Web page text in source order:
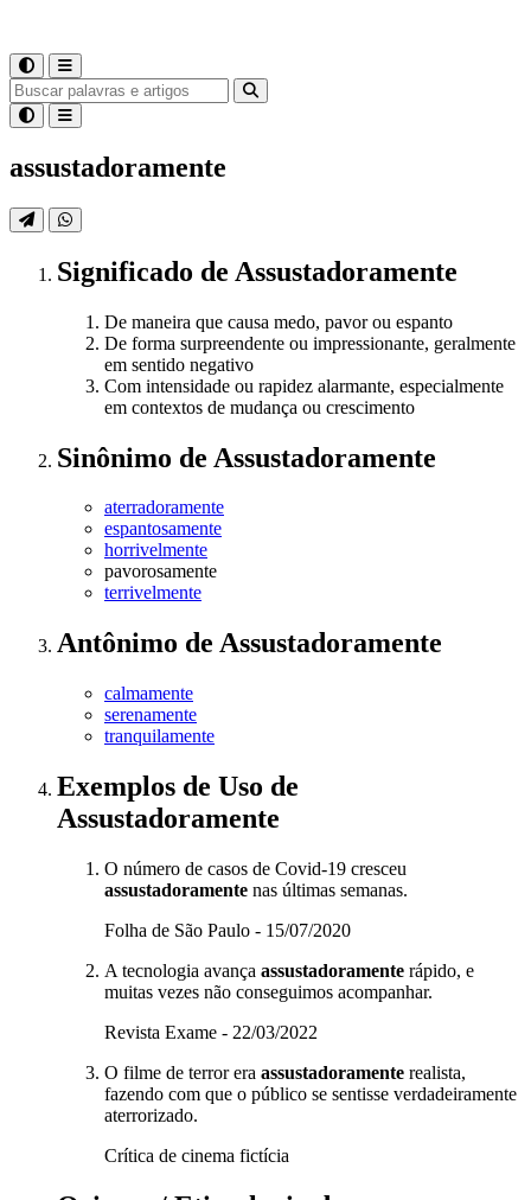
assustadoramente
Significado de Assustadoramente
De maneira que causa medo, pavor ou espanto
De forma surpreendente ou impressionante, geralmente
em sentido negativo
Com intensidade ou rapidez alarmante, especialmente
em contextos de mudança ou crescimento
Sinônimo de Assustadoramente
aterradoramente
espantosamente
horrivelmente
pavorosamente
terrivelmente
Antônimo de Assustadoramente
calmamente
serenamente
tranquilamente
Exemplos de Uso de
Assustadoramente
O número de casos de Covid-19 cresceu
assustadoramente nas últimas semanas.
Folha de São Paulo - 15/07/2020
A tecnologia avança assustadoramente rápido, e
muitas vezes não conseguimos acompanhar.
Revista Exame - 22/03/2022
O filme de terror era assustadoramente realista,
fazendo com que o público se sentisse verdadeiramente
aterrorizado.
Crítica de cinema fictícia